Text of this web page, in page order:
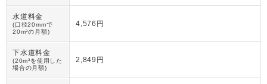
水道料金
(口径20mmで
20m³の月額)
4,576円
下水道料金
(20m³を使用した
場合の月額)
2,849円